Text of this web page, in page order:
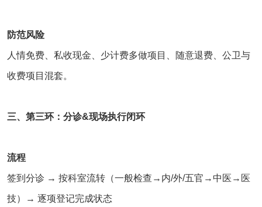
防范风险
人情免费、私收现金、少计费多做项目、随意退费、公卫与
收费项目混套。
三、第三环：分诊&现场执行闭环
流程
签到分诊 → 按科室流转（一般检查→内/外/五官→中医→医
技）→ 逐项登记完成状态